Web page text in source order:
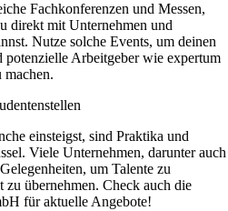
Fachkonferenzen und Messen,
direkt mit Unternehmen und
Nutze solche Events, um deinen
potenzielle Arbeitgeber wie expertum
einsteigst, sind Praktika und
Viele Unternehmen, darunter auch
um Talente zu
übernehmen. Check auch die
für aktuelle Angebote!